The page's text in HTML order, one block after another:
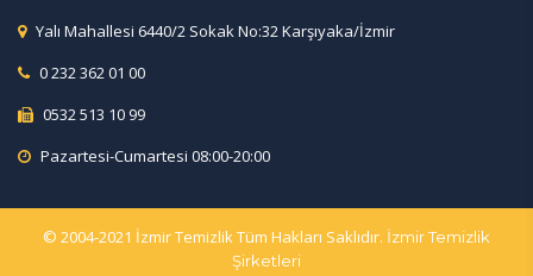
Yalı Mahallesi 6440/2 Sokak No:32 Karşıyaka/İzmir
0 232 362 01 00
0532 513 10 99
Pazartesi-Cumartesi 08:00-20:00
© 2004-2021 İzmir Temizlik Tüm Hakları Saklıdır. İzmir Temizlik
Şirketleri